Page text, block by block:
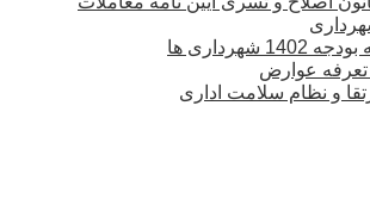
شهرداری ها
تعرفه عوارض
و نظام سلامت اداری